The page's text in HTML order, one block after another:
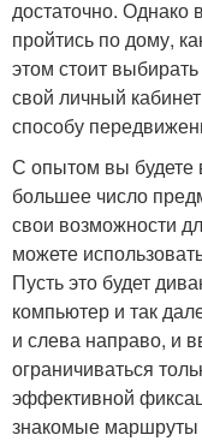
достаточно. Однако
пройтись по дому,
этом стоит
свой личный
способу
С опытом вы будете
большее число
свои возможности
можете
Пусть это будет
компьютер и так
и слева направо, и
ограничиваться
эффективной
знакомые маршруты